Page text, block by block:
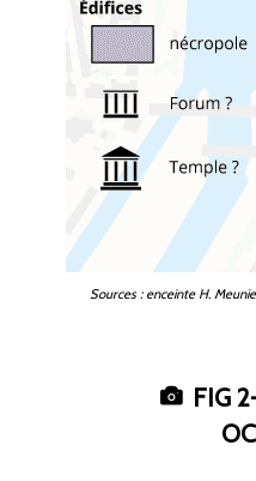
Sources : enceinte H.
FIG